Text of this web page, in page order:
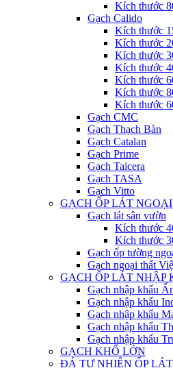
Kích thước
Gạch Calido
Kích thước
Kích thước
Kích thước
Kích thước
Kích thước
Kích thước
Kích thước
Gạch CMC
Gạch Thạch Bàn
Gạch Catalan
Gạch Prime
Gạch Taicera
Gạch TASA
Gạch Vitto
GẠCH ỐP LÁT
Gạch lát sân vườn
Kích thước
Kích thước
Gạch ốp tường
Gạch ngoại thất
GẠCH ỐP LÁT NHẬP
Gạch nhập khẩu
Gạch nhập khẩu
Gạch nhập khẩu
Gạch nhập khẩu
Gạch nhập khẩu
GẠCH KHỔ LỚN
ĐÁ TỰ NHIÊN ỐP LÁT